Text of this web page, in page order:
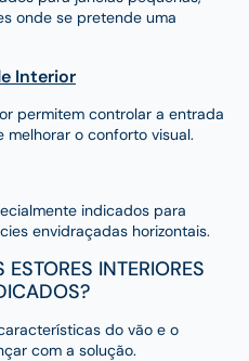
onde se pretende uma
Interior
permitem controlar a entrada
o conforto visual.
indicados para
envidraçadas horizontais.
INTERIORES
do vão e o
com a solução.